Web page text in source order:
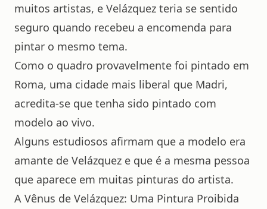
muitos artistas, e Velázquez teria se sentido
seguro quando recebeu a encomenda para
pintar o mesmo tema.
Como o quadro provavelmente foi pintado em
Roma, uma cidade mais liberal que Madri,
acredita-se que tenha sido pintado com
modelo ao vivo.
Alguns estudiosos afirmam que a modelo era
amante de Velázquez e que é a mesma pessoa
que aparece em muitas pinturas do artista.
A Vênus de Velázquez: Uma Pintura Proibida